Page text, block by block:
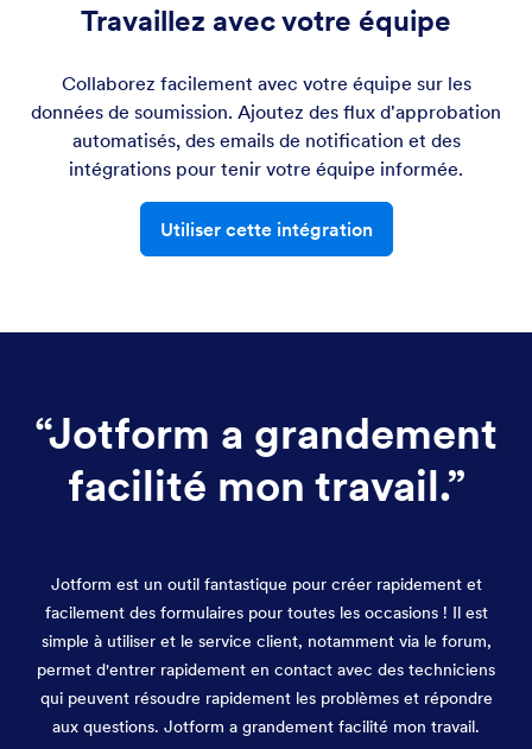
Travaillez avec votre équipe
Collaborez facilement avec votre équipe sur les
données de soumission. Ajoutez des flux d'approbation
automatisés, des emails de notification et des
intégrations pour tenir votre équipe informée.
Utiliser cette intégration
“Jotform a grandement
facilité mon travail.”
Jotform est un outil fantastique pour créer rapidement et
facilement des formulaires pour toutes les occasions ! Il est
simple à utiliser et le service client, notamment via le forum,
permet d'entrer rapidement en contact avec des techniciens
qui peuvent résoudre rapidement les problèmes et répondre
aux questions. Jotform a grandement facilité mon travail.